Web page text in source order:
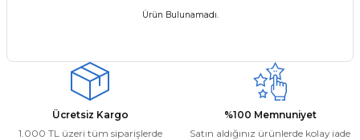
Ürün Bulunamadı.
Ücretsiz Kargo
1.000 TL üzeri tüm siparişlerde
%100 Memnuniyet
Satın aldığınız ürünlerde kolay iade